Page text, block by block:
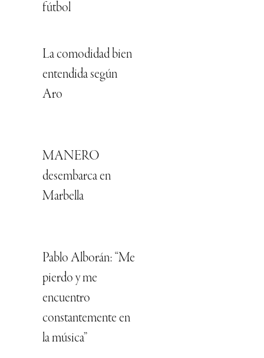
fútbol
La comodidad bien
entendida según
Aro
MANERO
desembarca en
Marbella
Pablo Alborán: “Me
pierdo y me
encuentro
constantemente en
la música”